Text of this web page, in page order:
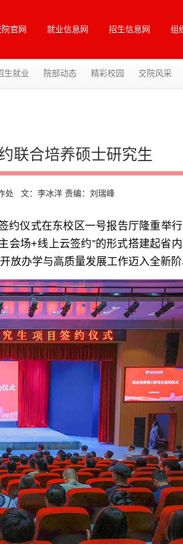
院官网 就业信息网 招生信息网 组
生就业 院部动态 精彩校园 交院风采
联合培养硕士研究生
文：李冰洋 责编：刘瑞峰
约仪式在东校区一号报告厅隆重举
会场+线上云签约”的形式搭建起省
放办学与高质量发展工作迈入全新